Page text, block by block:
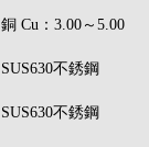
銅 Cu：3.00～5.00
SUS630不銹鋼
SUS630不銹鋼